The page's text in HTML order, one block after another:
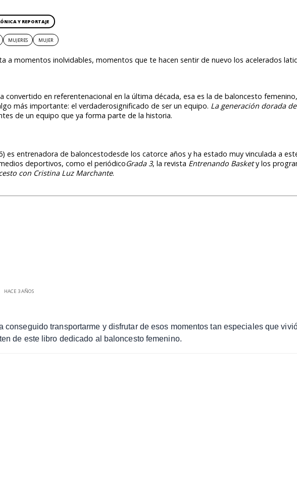
Y REPORTAJE
MUJERES MUJER
a momentos inolvidables, momentos que te hacen sentir de nuevo los acelerados
convertido en referentenacional en la última década, esa es la de baloncesto
más importante: el verdaderosignificado de ser un equipo. La generación dorada
de un equipo que ya forma parte de la historia.
es entrenadora de baloncestodesde los catorce años y ha estado muy vinculada a
deportivos, como el periódicoGrada 3, la revista Entrenando Baskety los
con Cristina Luz Marchante.
HACE 3 AÑOS
conseguido transportarme y disfrutar de esos momentos tan especiales que
de este libro dedicado al baloncesto femenino.